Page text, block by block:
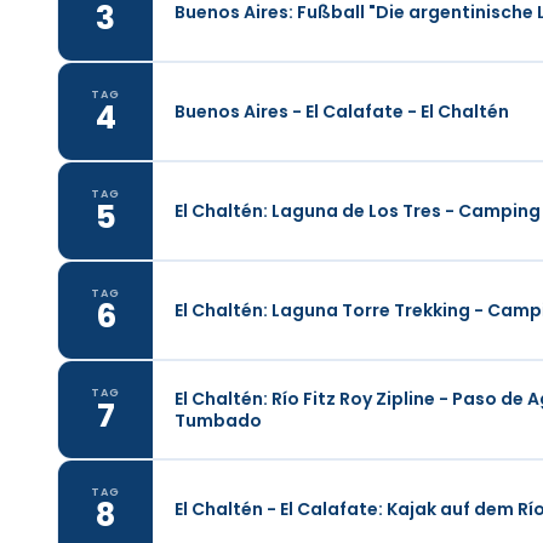
Wir fahren in den Süden und zeigen
3 Buenos Aires: Fußball "Die argentinische
TAG
4 Buenos Aires - El Calafate - El Chaltén
TAG
5 El Chaltén: Laguna de Los Tres -
TAG
6 El Chaltén: Laguna Torre Trekking -
TAG
7
El Chaltén: Río Fitz Roy Zipline - Paso de
Tumbado
TAG
8 El Chaltén - El Calafate: Kajak auf dem